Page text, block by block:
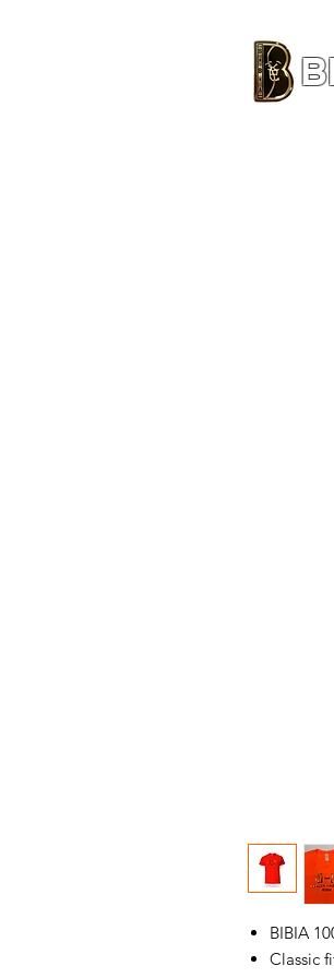
BIBIA
Classic